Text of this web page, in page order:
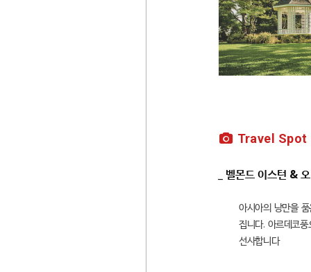
Travel Spot
_ 벨몬드 이스턴
아시아의 낭만을
집니다. 아르데코
선사합니다